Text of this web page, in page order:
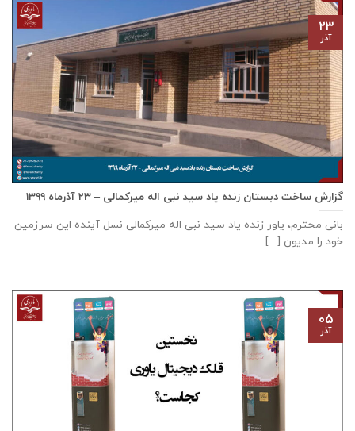
گزارش ساخت دبستان زنده ياد سيد نبی اله ميركمالی – ۲۳ آذر‌ماه ۱۳۹۹
بانی محترم، یاور زنده ياد سيد نبی اله ميركمالی نسل آینده این سرزمین
خود را مدیون [...]
۲۳
آذر
۰۵
آذر